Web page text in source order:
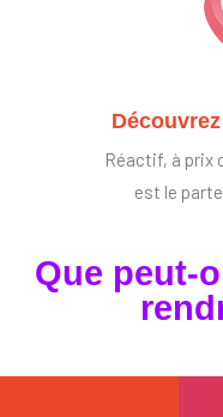
Réactif, à prix
est le
Que peut-